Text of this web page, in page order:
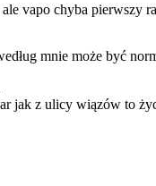
vapo chyba pierwszy
mnie może być
jak z ulicy wiązów to